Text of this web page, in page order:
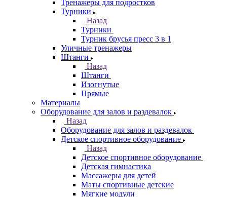
Тренажеры для подростков
Турники
Назад
Турники
Турник брусья пресс 3 в 1
Уличные тренажеры
Штанги
Назад
Штанги
Изогнутые
Прямые
Материалы
Оборудование для залов и раздевалок
Назад
Оборудование для залов и раздевалок
Детское спортивное оборудование
Назад
Детское спортивное оборудование
Детская гимнастика
Массажеры для детей
Маты спортивные детские
Мягкие модули